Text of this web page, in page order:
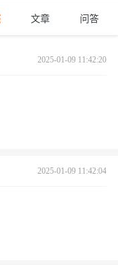
文章 问答
2025-01-09 11:42:20
2025-01-09 11:42:04